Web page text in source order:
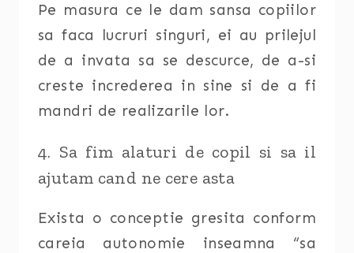
Pe masura ce le dam sansa copiilor
sa faca lucruri singuri, ei au prilejul
de a invata sa se descurce, de a-si
creste increderea in sine si de a fi
mandri de realizarile lor.
4. Sa fim alaturi de copil si sa il
ajutam cand ne cere asta
Exista o conceptie gresita conform
careia autonomie inseamna “sa